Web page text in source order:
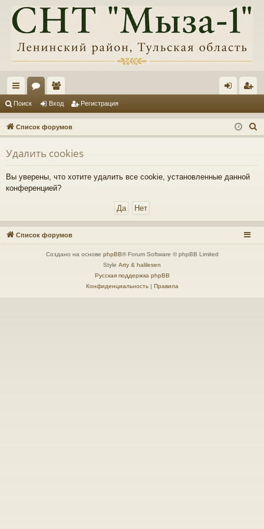
с
ы
лк
и
ум
ы
ол
ьз
ов
ат
ел
и
д ис
тр
ия
Поиск Вход Регистрация
Список форумов
о
Удалить cookies
Вы уверены, что хотите удалить все cookie, установленные данной
конференцией?
Список форумов
Создано на основе phpBB® Forum Software © phpBB Limited
Style Arty & halilesen
Русская поддержка phpBB
Конфиденциальность| Правила